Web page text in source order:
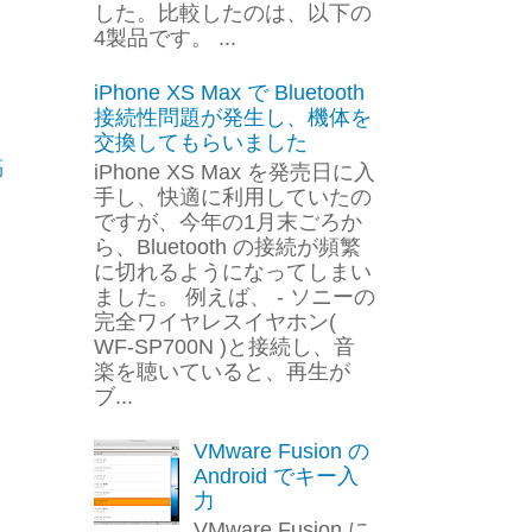
した。比較したのは、以下の
4製品です。 ...
iPhone XS Max で Bluetooth
接続性問題が発生し、機体を
交換してもらいました
iPhone XS Max を発売日に入
手し、快適に利用していたの
ですが、今年の1月末ごろか
ら、Bluetooth の接続が頻繁
に切れるようになってしまい
ました。 例えば、 - ソニーの
完全ワイヤレスイヤホン(
WF-SP700N )と接続し、音
楽を聴いていると、再生が
ブ...
VMware Fusion の
Android でキー入
力